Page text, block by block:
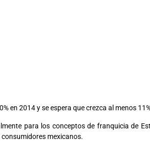
en 2014 y se espera que crezca al menos
para los conceptos de franquicia de
mexicanos.